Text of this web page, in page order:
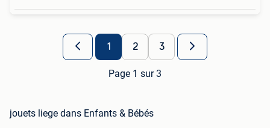
1 2 3
Page 1 sur 3
jouets liege dans Enfants & Bébés